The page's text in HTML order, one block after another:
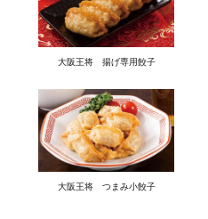
大阪王将 揚げ専用餃子
大阪王将 つまみ小餃子